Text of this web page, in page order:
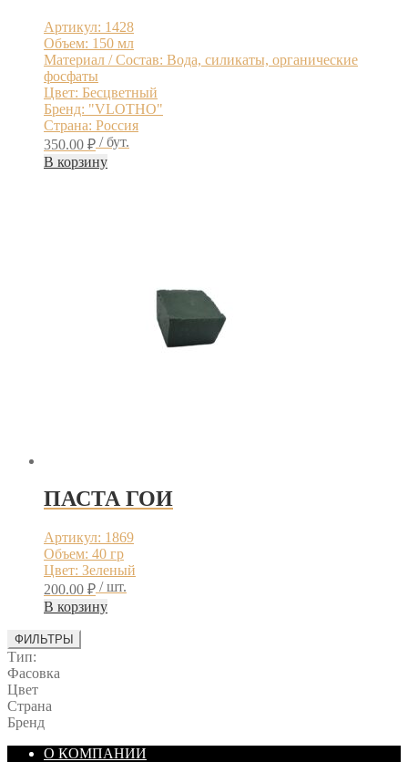
Артикул: 1428
Объем: 150 мл
Материал / Состав: Вода, силикаты, органические
фосфаты
Цвет: Бесцветный
Бренд: "VLOTHO"
Страна: Россия
350.00 ₽ / бут.
В корзину
ПАСТА ГОИ
Артикул: 1869
Объем: 40 гр
Цвет: Зеленый
200.00 ₽ / шт.
В корзину
ФИЛЬТРЫ
Тип:
Фасовка
Цвет
Страна
Бренд
О КОМПАНИИ